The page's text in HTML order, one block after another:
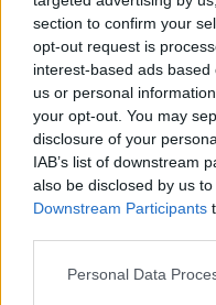
section to confirm your
opt-out request is
interest-based ads
us or personal
your opt-out. You may
disclosure of your
IAB’s list of downstream
also be disclosed by us
Downstream Participants
Personal Data
LABERINTO ESPAÑOL
La Fase 1 da
en terrazas,
aunque de